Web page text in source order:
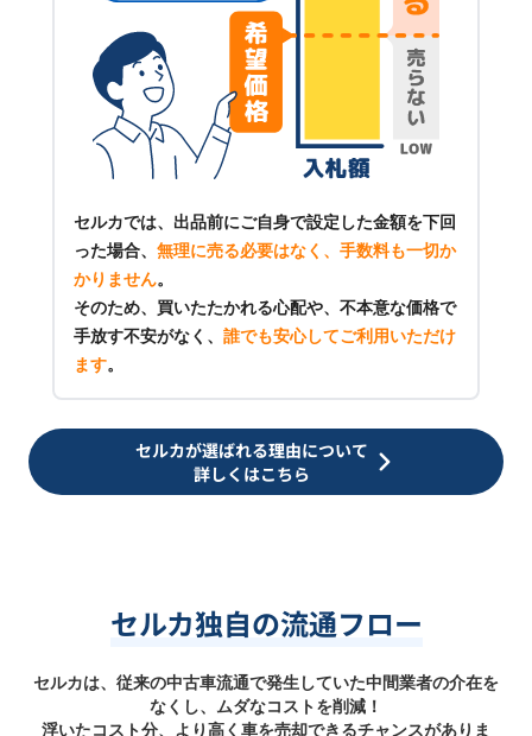
セルカでは、出品前にご自身で設定した金額を下回
った場合、 無理に売る必要はなく、手数料も一切か
かりません。
そのため、買いたたかれる心配や、不本意な価格で
手放す不安がなく、 誰でも安心してご利用いただけ
ます。
セルカが選ばれる理由について
詳しくはこちら
セルカ独自の流通フロー
セルカは、従来の中古車流通で発生していた中間業者の介在を
なくし、ムダなコストを削減！
浮いたコスト分、より高く車を売却できるチャンスがありま